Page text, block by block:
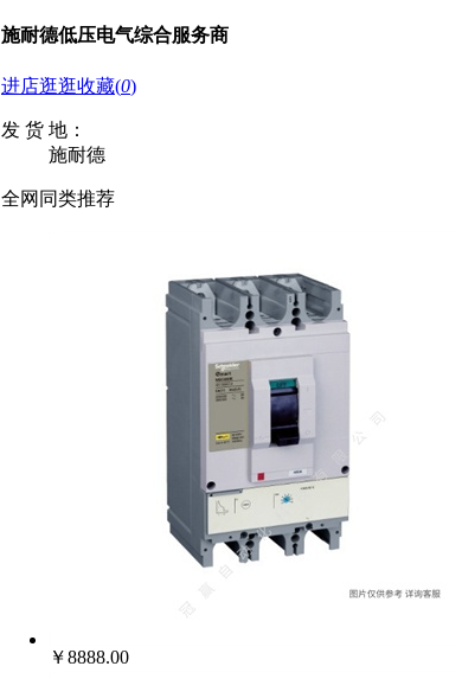
施耐德低压电气综合服务商
进店逛逛收藏(0)
发 货 地：
施耐德
全网同类推荐
￥8888.00